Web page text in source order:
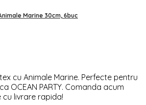
Marine 30cm, 6buc
cu Animale Marine. Perfecte pentru
OCEAN PARTY. Comanda acum
livrare rapida!